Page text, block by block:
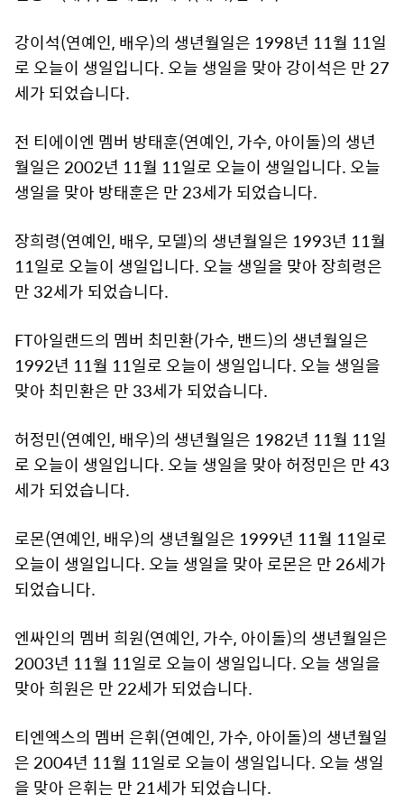
강이석(연예인, 배우)의 생년월일은 1998년 11월 11일
로 오늘이 생일입니다. 오늘 생일을 맞아 강이석은 만 27
세가 되었습니다.
전 티에이엔 멤버 방태훈(연예인, 가수, 아이돌)의 생년
월일은 2002년 11월 11일로 오늘이 생일입니다. 오늘
생일을 맞아 방태훈은 만 23세가 되었습니다.
장희령(연예인, 배우, 모델)의 생년월일은 1993년 11월
11일로 오늘이 생일입니다. 오늘 생일을 맞아 장희령은
만 32세가 되었습니다.
FT아일랜드의 멤버 최민환(가수, 밴드)의 생년월일은
1992년 11월 11일로 오늘이 생일입니다. 오늘 생일을
맞아 최민환은 만 33세가 되었습니다.
허정민(연예인, 배우)의 생년월일은 1982년 11월 11일
로 오늘이 생일입니다. 오늘 생일을 맞아 허정민은 만 43
세가 되었습니다.
로몬(연예인, 배우)의 생년월일은 1999년 11월 11일로
오늘이 생일입니다. 오늘 생일을 맞아 로몬은 만 26세가
되었습니다.
엔싸인의 멤버 희원(연예인, 가수, 아이돌)의 생년월일은
2003년 11월 11일로 오늘이 생일입니다. 오늘 생일을
맞아 희원은 만 22세가 되었습니다.
티엔엑스의 멤버 은휘(연예인, 가수, 아이돌)의 생년월일
은 2004년 11월 11일로 오늘이 생일입니다. 오늘 생일
을 맞아 은휘는 만 21세가 되었습니다.